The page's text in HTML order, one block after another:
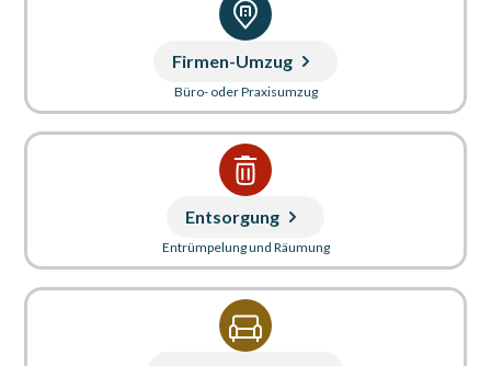
Firmen-Umzug
Büro- oder Praxisumzug
Entsorgung
Entrümpelung und Räumung